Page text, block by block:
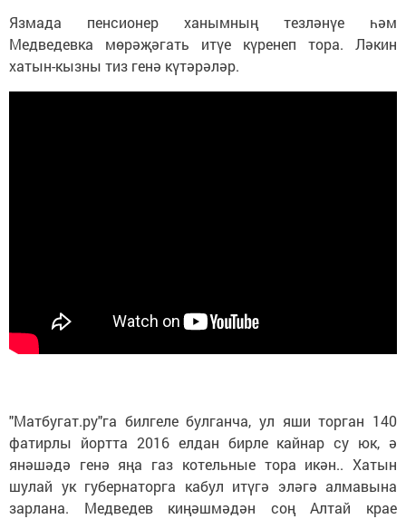
Язмада пенсионер ханымның тезләнүе һәм
Медведевка мөрәҗәгать итүе күренеп тора. Ләкин
хатын-кызны тиз генә күтәрәләр.
"Матбугат.ру"га билгеле булганча, ул яши торган 140
фатирлы йортта 2016 елдан бирле кайнар су юк, ә
янәшәдә генә яңа газ котельные тора икән.. Хатын
шулай ук губернаторга кабул итүгә эләгә алмавына
зарлана. Медведев киңәшмәдән соң Алтай крае